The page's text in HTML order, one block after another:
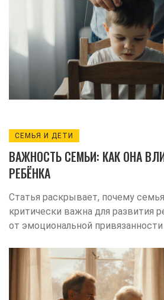
СЕМЬЯ И ДЕТИ
ВАЖНОСТЬ СЕМЬИ: КАК ОНА
РЕБЁНКА
Статья раскрывает, почему семья
критически важна для развития
от эмоциональной